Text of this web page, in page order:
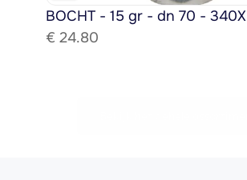
BOCHT - 15 gr - dn 70 - 340X
€ 24.80